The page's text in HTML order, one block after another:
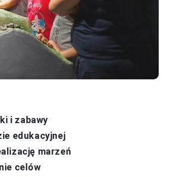
i zabawy
edukacyjnej
marzeń
celów